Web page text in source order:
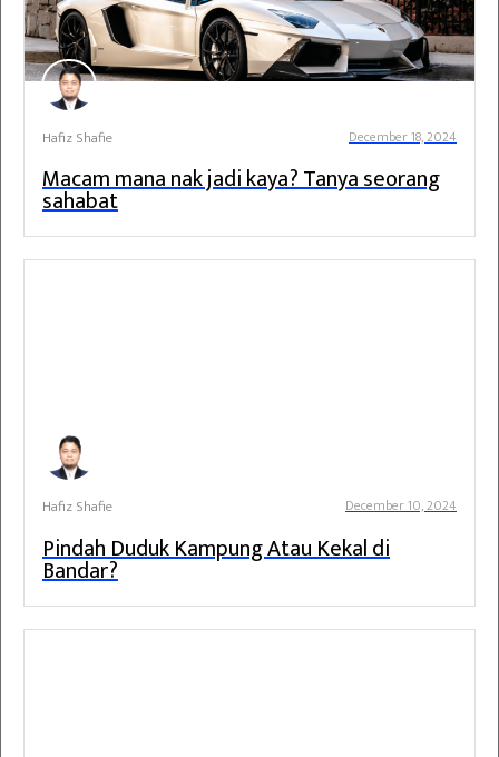
Hafiz Shafie December 18, 2024
Macam mana nak jadi kaya? Tanya seorang
sahabat
Hafiz Shafie December 10, 2024
Pindah Duduk Kampung Atau Kekal di
Bandar?